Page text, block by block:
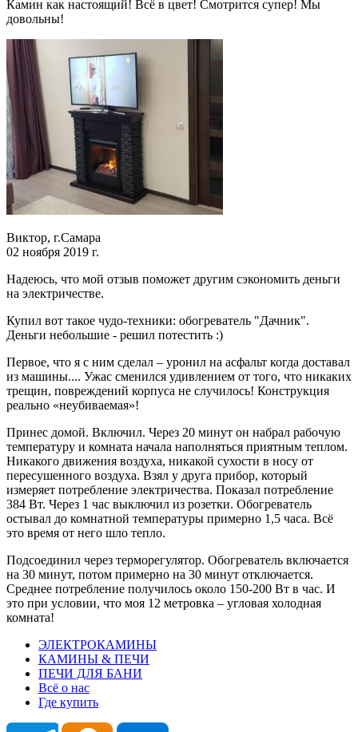
Камин как настоящий! Всё в цвет! Смотрится супер! Мы
довольны!
Виктор, г.Самара
02 ноября 2019 г.
Надеюсь, что мой отзыв поможет другим сэкономить деньги
на электричестве.
Купил вот такое чудо-техники: обогреватель "Дачник".
Деньги небольшие - решил потестить :)
Первое, что я с ним сделал – уронил на асфальт когда доставал
из машины.... Ужас сменился удивлением от того, что никаких
трещин, повреждений корпуса не случилось! Конструкция
реально «неубиваемая»!
Принес домой. Включил. Через 20 минут он набрал рабочую
температуру и комната начала наполняться приятным теплом.
Никакого движения воздуха, никакой сухости в носу от
пересушенного воздуха. Взял у друга прибор, который
измеряет потребление электричества. Показал потребление
384 Вт. Через 1 час выключил из розетки. Обогреватель
остывал до комнатной температуры примерно 1,5 часа. Всё
это время от него шло тепло.
Подсоединил через терморегулятор. Обогреватель включается
на 30 минут, потом примерно на 30 минут отключается.
Среднее потребление получилось около 150-200 Вт в час. И
это при условии, что моя 12 метровка – угловая холодная
комната!
ЭЛЕКТРОКАМИНЫ
КАМИНЫ & ПЕЧИ
ПЕЧИ ДЛЯ БАНИ
Всё о нас
Где купить